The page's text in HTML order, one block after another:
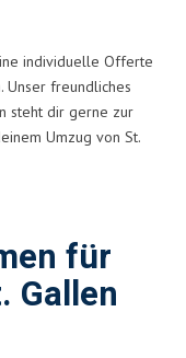
individuelle Offerte
Unser freundliches
steht dir gerne zur
Umzug von St.
für
Gallen